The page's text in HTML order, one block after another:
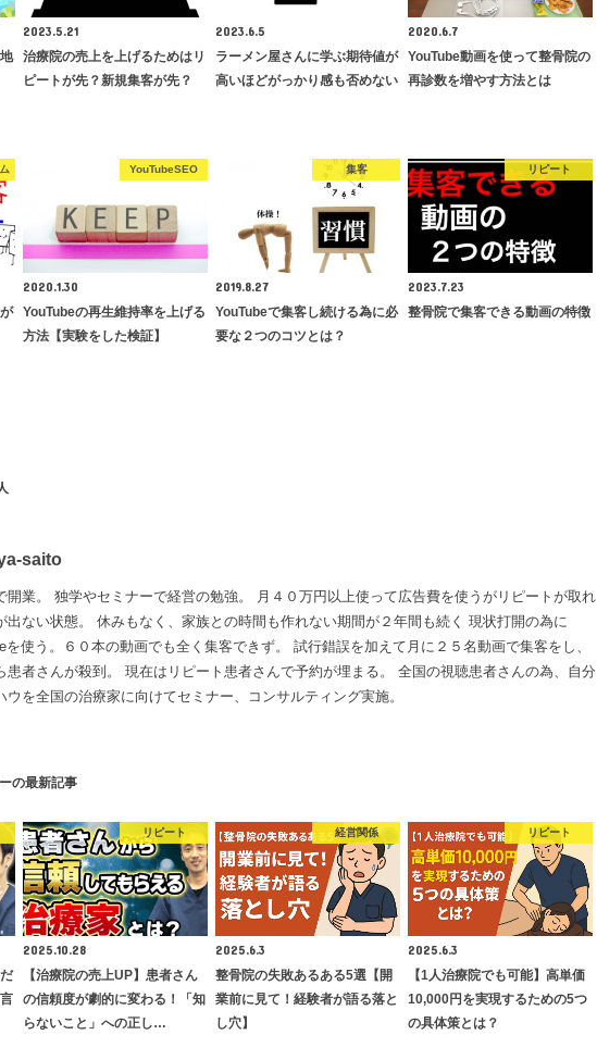
2023.5.21
治療院の売上を上げるためはリ
ピートが先？新規集客が先？
2023.6.5
ラーメン屋さんに学ぶ期待値が
高いほどがっかり感も否めない
2020.6.7
YouTube動画を使って整骨院の
再診数を増やす方法とは
YouTubeSEO
2020.1.30
YouTubeの再生維持率を上げる
方法【実験をした検証】
集客
2019.8.27
YouTubeで集客し続ける為に必
要な２つのコツとは？
リピート
2023.7.23
整骨院で集客できる動画の特徴
saito
開業。 独学やセミナーで経営の勉強。 月４０万円以上使って広告費を使うがリピートが取れ
出ない状態。 休みもなく、家族との時間も作れない期間が２年間も続く 現状打開の為に
を使う。６０本の動画でも全く集客できず。 試行錯誤を加えて月に２５名動画で集客をし、
患者さんが殺到。 現在はリピート患者さんで予約が埋まる。 全国の視聴患者さんの為、自分
ウを全国の治療家に向けてセミナー、コンサルティング実施。
の最新記事
リピート
2025.10.28
【治療院の売上UP】患者さん
の信頼度が劇的に変わる！「知
らないこと」への正し…
経営関係
2025.6.3
整骨院の失敗あるある5選【開
業前に見て！経験者が語る落と
し穴】
リピート
2025.6.3
【1人治療院でも可能】高単価
10,000円を実現するための5つ
の具体策とは？